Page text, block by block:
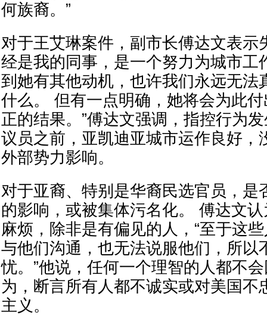
何族裔。”
对于王艾琳案件，副市长傅达文表示
经是我的同事，是一个努力为城市工
到她有其他动机，也许我们永远无法
什么。 但有一点明确，她将会为此
正的结果。”傅达文强调，指控行为
议员之前，亚凯迪亚城市运作良好，
外部势力影响。
对于亚裔、特别是华裔民选官员，是
的影响，或被集体污名化。 傅达文
麻烦，除非是有偏见的人，“至于这
与他们沟通，也无法说服他们，所以
忧。”他说，任何一个理智的人都不
为，断言所有人都不诚实或对美国不
主义。